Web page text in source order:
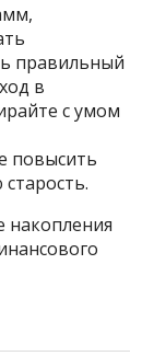
правильный
в
с умом
повысить
накопления